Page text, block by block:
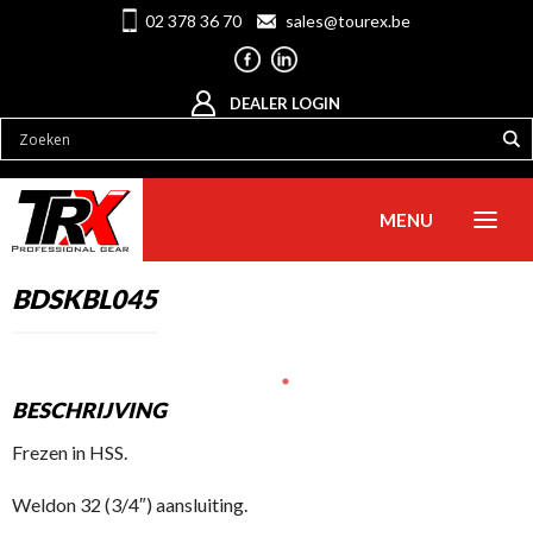
02 378 36 70 sales@tourex.be
DEALER LOGIN
MENU
BDSKBL045
BESCHRIJVING
Frezen in HSS.
Weldon 32 (3/4″) aansluiting.